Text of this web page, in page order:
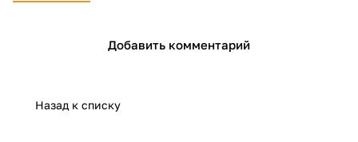
Добавить комментарий
Назад к списку